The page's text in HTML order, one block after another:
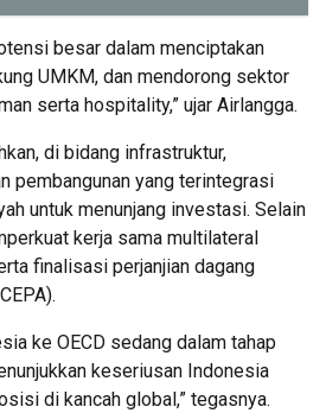
besar dalam menciptakan
UMKM, dan mendorong sektor
serta hospitality,” ujar Airlangga.
di bidang infrastruktur,
pembangunan yang terintegrasi
untuk menunjang investasi. Selain
kerja sama multilateral
finalisasi perjanjian dagang
ke OECD sedang dalam tahap
keseriusan Indonesia
di kancah global,” tegasnya.